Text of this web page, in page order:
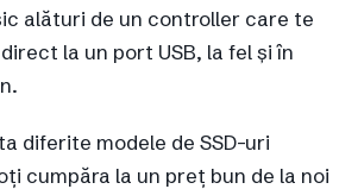
alături de un controller care te
la un port USB, la fel și în
diferite modele de SSD-uri
cumpăra la un preț bun de la noi